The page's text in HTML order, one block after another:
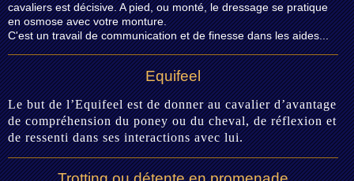
cavaliers est décisive. A pied, ou monté, le dressage se pratique
en osmose avec votre monture.
C'est un travail de communication et de finesse dans les aides...
Equifeel
Le but de l’Equifeel est de donner au cavalier d’avantage
de compréhension du poney ou du cheval, de réflexion et
de ressenti dans ses interactions avec lui.